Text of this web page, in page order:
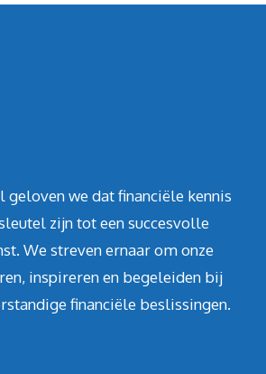
we dat financiële kennis
zijn tot een succesvolle
We streven ernaar om onze
inspireren en begeleiden bij
financiële beslissingen.